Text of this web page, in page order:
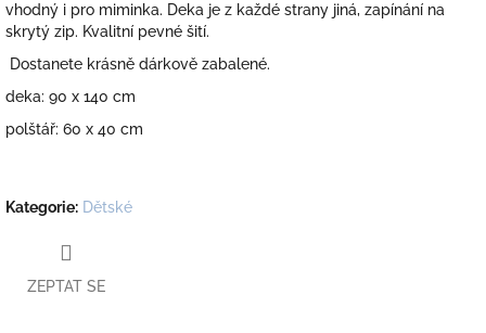
vhodný i pro miminka. Deka je z každé strany jiná, zapínání na
skrytý zip. Kvalitní pevné šití.
Dostanete krásně dárkově zabalené.
deka: 90 x 140 cm
polštář: 60 x 40 cm
Kategorie: Dětské
ZEPTAT SE